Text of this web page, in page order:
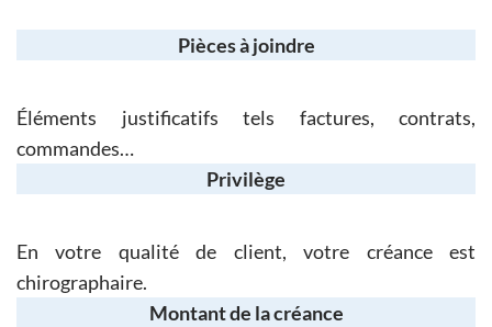
Montant de la créance
Privilège
En votre qualité de client, votre créance est
chirographaire.
Pièces à joindre
Éléments justificatifs tels factures, contrats,
commandes…